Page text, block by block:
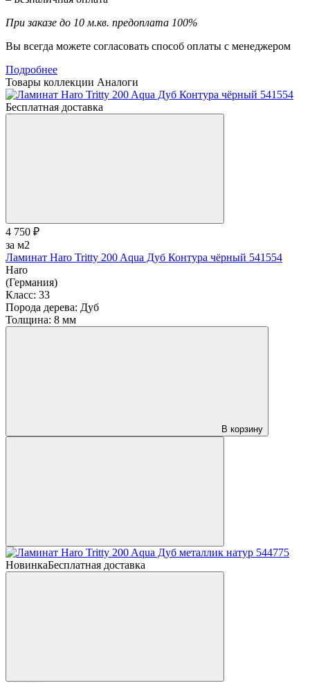
При заказе до 10 м.кв. предоплата 100%
Вы всегда можете согласовать способ оплаты с менеджером
Подробнее
Товары коллекции Аналоги
Бесплатная доставка
4 750 ₽
за м2
Ламинат Haro Tritty 200 Aqua Дуб Контура чёрный 541554
Haro
(Германия)
Класс: 33
Порода дерева: Дуб
Толщина: 8 мм
В корзину
НовинкаБесплатная доставка